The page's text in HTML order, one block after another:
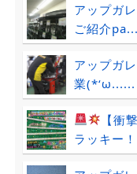
アップガ
ご紹介
アップガ
業(*‘ω......
【衝
ラッキー